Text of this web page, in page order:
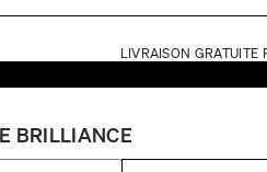
LIVRAISON GRATUITE
BRILLIANCE